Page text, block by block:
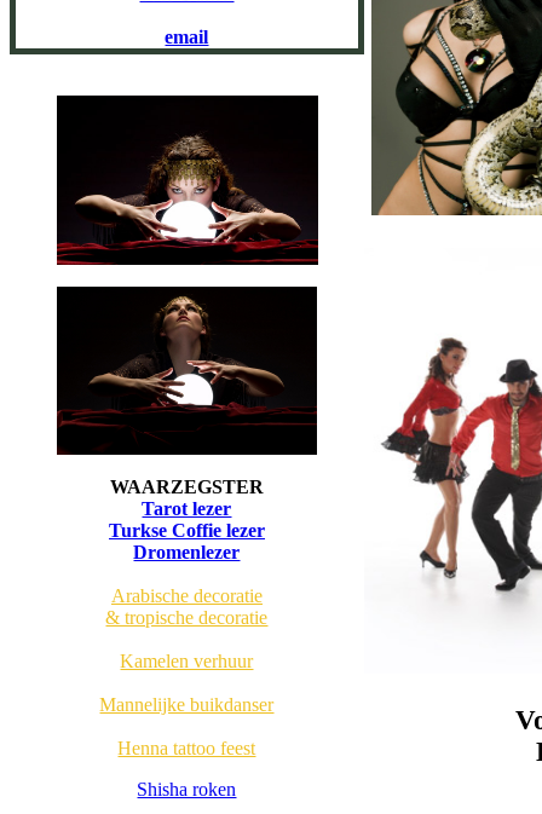
email
WAARZEGSTER
Tarot lezer
Turkse Coffie lezer
Dromenlezer
Arabische decoratie
& tropische decoratie
Kamelen verhuur
Mannelijke buikdanser
Henna tattoo feest
Shisha roken